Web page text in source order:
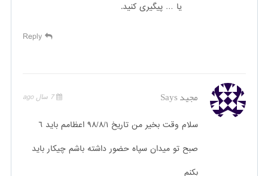
یا … پیگیری کنید.
Reply
مجيدSays 7 سال ago
سلام وقت بخير من تاريخ ٩٨/٨/١ اعظامم بايد ٦
صبح تو ميدان سپاه حضور داشته باشم چيكار بايد
بكنم